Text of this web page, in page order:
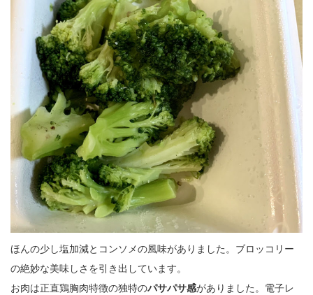
ほんの少し塩加減とコンソメの風味がありました。ブロッコリー
の絶妙な美味しさを引き出しています。
お肉は正直鶏胸肉特徴の独特のパサパサ感がありました。電子レ